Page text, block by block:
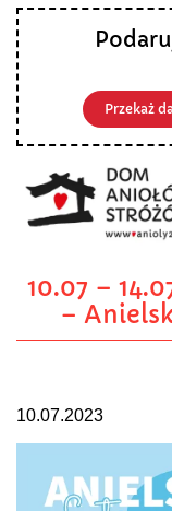
Przekaż
10.07 –
–
10.07.2023